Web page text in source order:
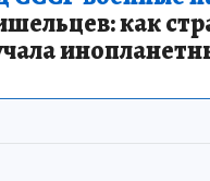
как